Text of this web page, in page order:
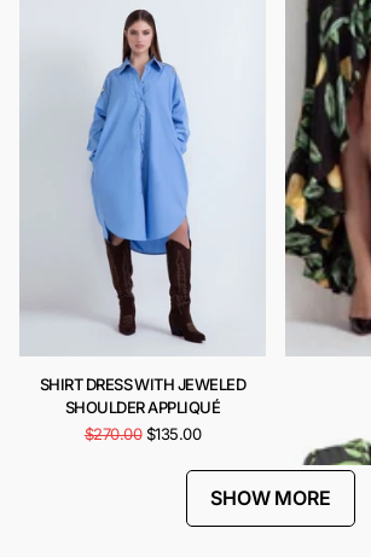
SHIRT DRESS WITH JEWELED
SHOULDER APPLIQUÉ
$270.00$135.00
SHOW MORE